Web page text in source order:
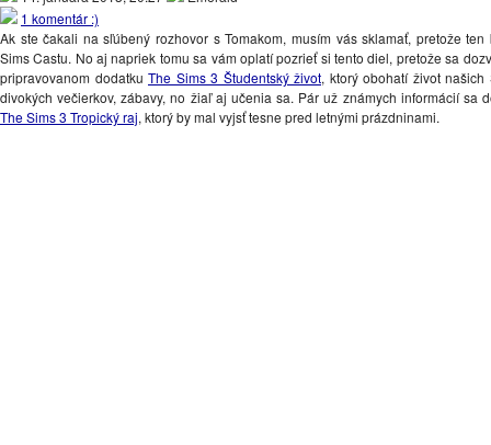
1 komentár :)
Ak ste čakali na sľúbený rozhovor s Tomakom, musím vás sklamať, pretože
Sims Castu. No aj napriek tomu sa vám oplatí pozrieť si tento diel, pretože sa
pripravovanom dodatku The Sims 3 Študentský život, ktorý obohatí život
divokých večierkov, zábavy, no žiaľ aj učenia sa. Pár už známych informácií sa
The Sims 3 Tropický raj, ktorý by mal vyjsť tesne pred letnými prázdninami.